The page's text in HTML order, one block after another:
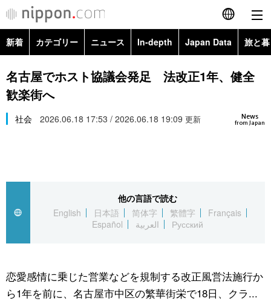
English
简体字
Русский
カテゴリー
経済・ビジネス
国際
文化
トップ
アーカイブ
In-depth
Japan Data
動画/Live
新着 カテゴリー ニュース In-depth Japan Data 旅と
政治・外交
経済・ビジネス
スポーツ・東京2020
Topics
名古屋でホスト協議会発足 法改正1年、健全
歓楽街へ
News
from Japan
社会 2026.06.18 17:53 / 2026.06.18 19:09 更新
他の言語で読む
English
日本語 简体字 繁體字
Français
Español
العربية Русский
恋愛感情に乗じた営業などを規制する改正風営法施行か
ら1年を前に、名古屋市中区の繁華街栄で18日、クラ...